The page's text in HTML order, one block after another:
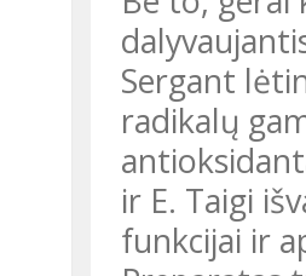
Sergant
radikalų
ir E. Taigi
funkcijai ir